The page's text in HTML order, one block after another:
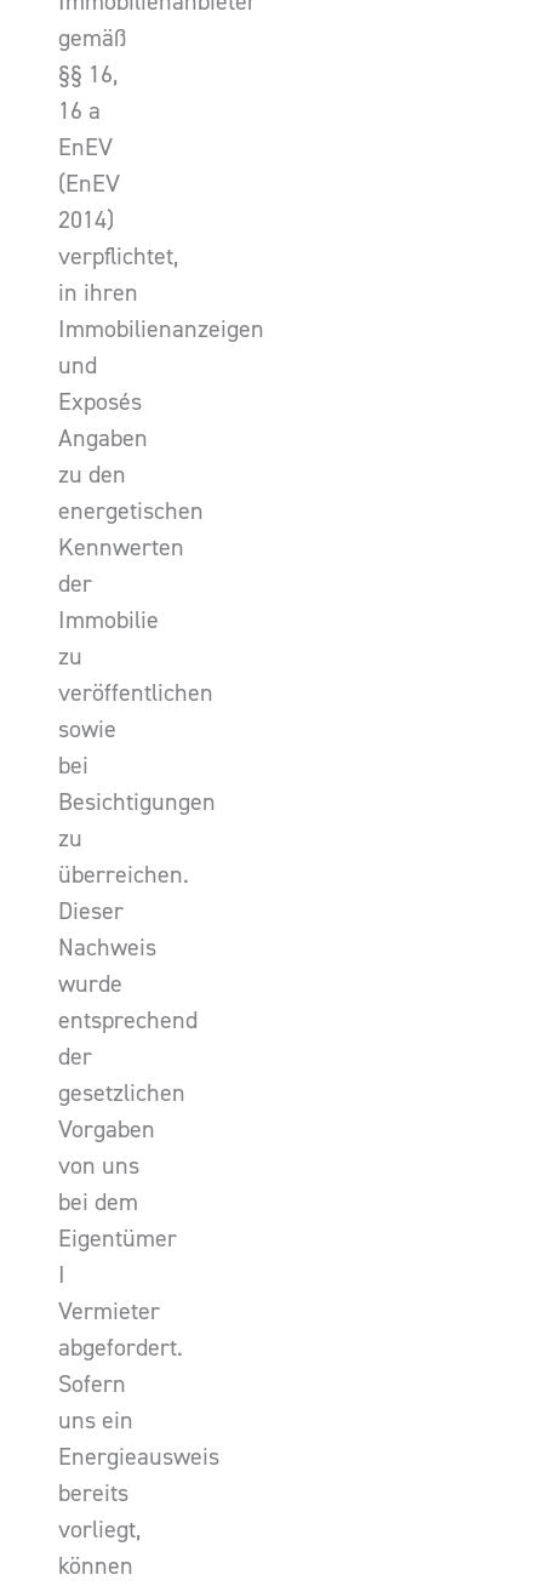
gemäß
§§ 16,
16 a
EnEV
(EnEV
2014)
verpflichtet,
in ihren
Immobilienanzeigen
und
Exposés
Angaben
zu den
energetischen
Kennwerten
der
Immobilie
zu
veröffentlichen
sowie
bei
Besichtigungen
zu
überreichen.
Dieser
Nachweis
wurde
entsprechend
der
gesetzlichen
Vorgaben
von uns
bei dem
Eigentümer
I
Vermieter
abgefordert.
Sofern
uns ein
Energieausweis
bereits
vorliegt,
können